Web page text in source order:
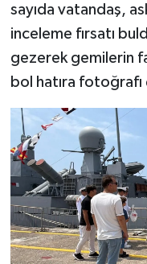
sayıda vatandaş,
inceleme fırsatı
gezerek gemilerin
bol hatıra